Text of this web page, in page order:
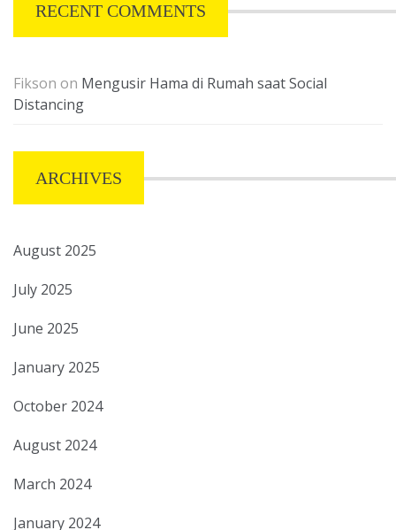
RECENT COMMENTS
Fikson on Mengusir Hama di Rumah saat Social
Distancing
ARCHIVES
August 2025
July 2025
June 2025
January 2025
October 2024
August 2024
March 2024
January 2024